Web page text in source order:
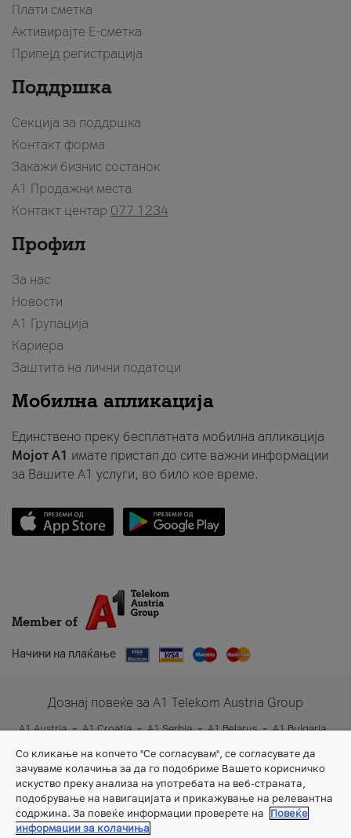
Плати сметка
Активирајте Е-сметка
Припејд регистрација
Поддршка
Секција за поддршка
Контакт форма
Закажи бизнис состанок
A1 Продажни места
Контакт центар 077 1234
Профил
За нас
Новости
А1 Групација
Кариера
Заштита на лични податоци
Мобилна апликација
Единствено преку бесплатната мобилна апликација
Мојот A1 имате пристап до сите важни информации
за Вашите A1 услуги, во било кое време.
Member of
Начини на плаќање
Дознај повеќе за A1 Telekom Austria Group
A1 Austria A1 Croatia A1 Serbia A1 Belarus
A1 Bulgaria
A1 Slovenia
A1 Digital
Со кликање на копчето "Се согласувам", се согласувате да
зачуваме колачиња за да го подобриме Вашето корисничко
искуство преку анализа на употребата на веб-страната,
подобрување на навигацијата и прикажување на релевантна
содржина. За повеќе информации проверете на
Повеќе
информации за колачиња